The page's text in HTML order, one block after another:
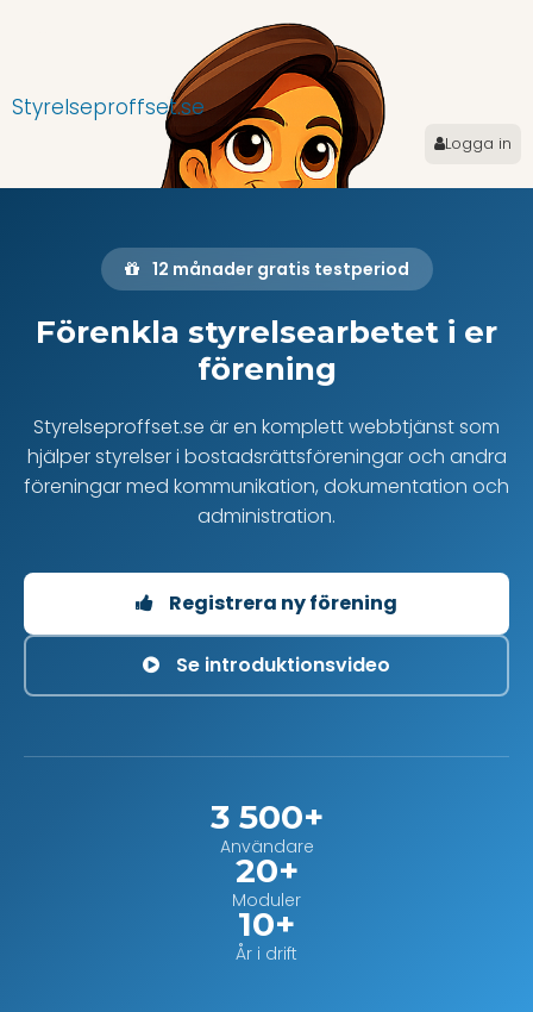
Styrelseproffset.se
Logga in
12 månader gratis testperiod
Förenkla styrelsearbetet i er
förening
Styrelseproffset.se är en komplett webbtjänst som
hjälper styrelser i bostadsrättsföreningar och andra
föreningar med kommunikation, dokumentation och
administration.
Registrera ny förening
Se introduktionsvideo
3 500+
Användare
20+
Moduler
10+
År i drift